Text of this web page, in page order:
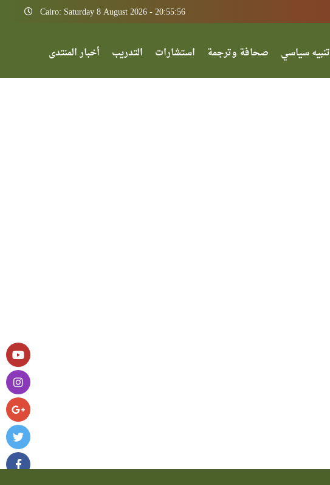
Cairo: Saturday 8 August 2026 - 20:55:56
تنبيه سياسي صحافة وترجمة استشارات التدريب أخبار المنتدى